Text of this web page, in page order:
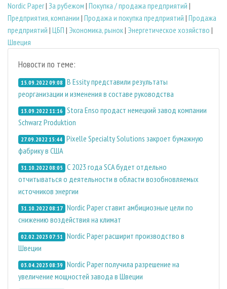
Nordic Paper| За рубежом | Покупка / продажа предприятий |
Предприятия, компании | Продажа и покупка предприятий | Продажа
предприятий | ЦБП | Экономика, рынок| Энергетическое хозяйство |
Швеция
Новости по теме:
15.09.2022 09:08 В Essity представили результаты
реорганизации и изменения в составе руководства
13.09.2022 11:16 Stora Enso продаст немецкий завод компании
Schwarz Produktion
27.09.2022 15:44 Pixelle Specialty Solutions закроет бумажную
фабрику в США
31.10.2022 08:05 С 2023 года SCA будет отдельно
отчитываться о деятельности в области возобновляемых
источников энергии
31.10.2022 08:17 Nordic Paper ставит амбициозные цели по
снижению воздействия на климат
02.02.2023 07:51 Nordic Paper расширит производство в
Швеции
03.04.2023 08:39 Nordic Paper получила разрешение на
увеличение мощностей завода в Швеции